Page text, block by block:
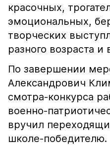
красочных,
эмоциональных,
творческих
разного возраста и
По завершении
Александрович
смотра-конкурса
военно-
вручил
школе-